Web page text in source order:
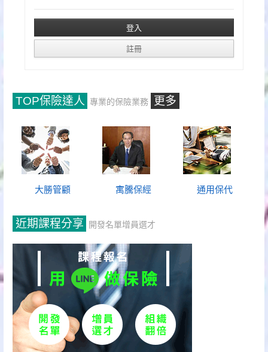
TOP保險達人 專業的保險業務 更多
大勝管顧 寓騰保經 通用保代
近期課程分享 開發名單增員選才